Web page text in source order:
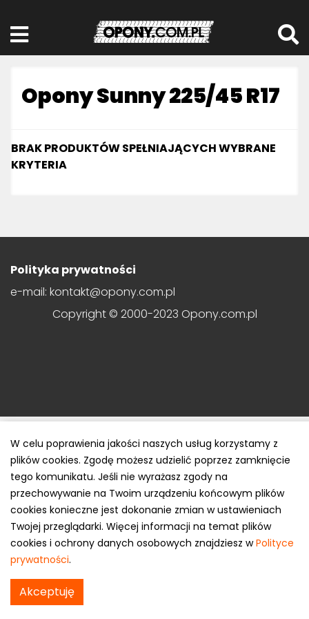
Opony Sunny 225/45 R17
BRAK PRODUKTÓW SPEŁNIAJĄCYCH WYBRANE
KRYTERIA
Polityka prywatności
e-mail: kontakt@opony.com.pl
Copyright © 2000-2023 Opony.com.pl
W celu poprawienia jakości naszych usług korzystamy z
plików cookies. Zgodę możesz udzielić poprzez zamknięcie
tego komunikatu. Jeśli nie wyrażasz zgody na
przechowywanie na Twoim urządzeniu końcowym plików
cookies konieczne jest dokonanie zmian w ustawieniach
Twojej przeglądarki. Więcej informacji na temat plików
cookies i ochrony danych osobowych znajdziesz wPolityce
prywatności.
Akceptuję